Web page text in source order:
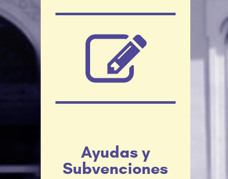
Ayudas y
Subvenciones